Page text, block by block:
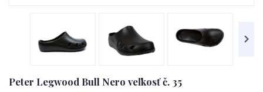
Peter Legwood Bull Nero veľkosť č. 35